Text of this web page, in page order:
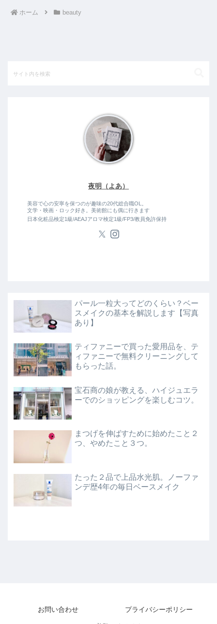
ホーム beauty
夜明（よあ）
美容で心の安寧を保つのが趣味の20代総合職OL。
文学・映画・ロック好き。美術館にも偶に行きます
日本化粧品検定1級/AEAJアロマ検定1級/FP3/教員免許保持
パール一粒大ってどのくらい？ベー
スメイクの基本を解説します【写真
あり】
ティファニーで買った愛用品を、テ
ィファニーで無料クリーニングして
もらった話。
宝石商の娘が教える、ハイジュエラ
ーでのショッピングを楽しむコツ。
まつげを伸ばすために始めたこと２
つ、やめたこと３つ。
たった２品で上品水光肌。ノーファ
ンデ歴4年の毎日ベースメイク
お問い合わせ プライバシーポリシー